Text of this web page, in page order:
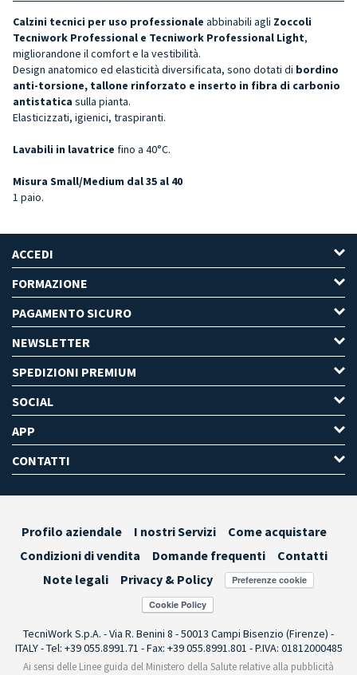
Calzini tecnici per uso professionale abbinabili agli Zoccoli
Tecniwork Professional e Tecniwork Professional Light,
migliorandone il comfort e la vestibilità.
Design anatomico ed elasticità diversificata, sono dotati di bordino
anti-torsione, tallone rinforzato e inserto in fibra di carbonio
antistatica sulla pianta.
Elasticizzati, igienici, traspiranti.
Lavabili in lavatrice fino a 40°C.
Misura Small/Medium dal 35 al 40
1 paio.
ACCEDI
FORMAZIONE
PAGAMENTO SICURO
NEWSLETTER
SPEDIZIONI PREMIUM
SOCIAL
APP
CONTATTI
Profilo aziendale I nostri Servizi
Come acquistare
Condizioni di vendita
Domande frequenti
Contatti
Note legali
Privacy & Policy Preferenze cookie
TecniWork S.p.A. - Via R. Benini 8 - 50013 Campi Bisenzio (Firenze) -
ITALY - Tel: +39 055.8991.71 - Fax: +39 055.8991.801 - P.IVA: 01812000485
Ai sensi delle Linee guida del Ministero della Salute relative alla pubblicità